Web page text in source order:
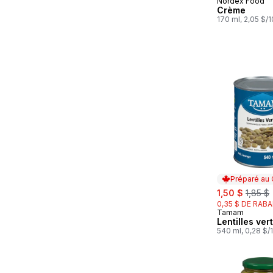
Crème
170 ml, 2,05 $/
Préparé au
sale:
1,50 $ ,
1,85 $
0,35 $ DE
Préparé au
Tamam
Lentilles
540 ml, 0,28 $/